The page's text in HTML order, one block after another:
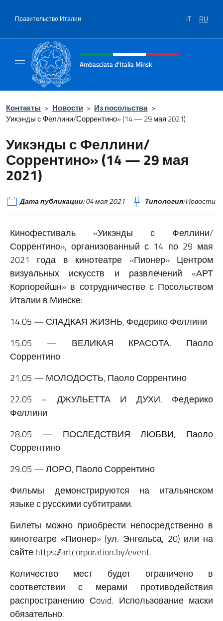
Правительство Италии IT RU
Шапка сайта, соцсети и
Ambasciata d'Italia Minsk
Контакты > Новости > Из посольства >
Уикэнды с Феллини/Соррентино» (14 — 29 мая 2021)
Уикэнды с Феллини/
Соррентино» (14 — 29 мая
2021)
Дата публикации:04 мая 2021 Типология:Новости
Кинофестиваль «Уикэнды с Феллини/
Соррентино», организованный с 14 по 29 мая
2021 года в кинотеатре «Пионер» Центром
визуальных искусств и развлечений «АРТ
Корпорейшн» в сотрудничестве с Посольством
Италии в Минске:
14.05 — СЛАДКАЯ ЖИЗНЬ, Федерико Феллини
15.05 — ВЕЛИКАЯ КРАСОТА, Паоло
Соррентино
21.05 — МОЛОДОСТЬ, Паоло Соррентино
22.05 – ДЖУЛЬЕТТА И ДУХИ, Федерико
Феллини
28.05 — ПОСЛЕДСТВИЯ ЛЮБВИ, Паоло
Соррентино
29.05 — ЛОРО, Паоло Соррентино
Фильмы демонстрируются на итальянском
языке с русскими субтитрами.
Билеты можно приобрести непосредственно в
кинотеатре «Пионер» (ул. Энгельса, 20) или на
сайте https://artcorporation.by/event.
Количество мест будет ограничено в
соответствии с мерами противодействия
распространению Сovid. Использование маски
обязательно.